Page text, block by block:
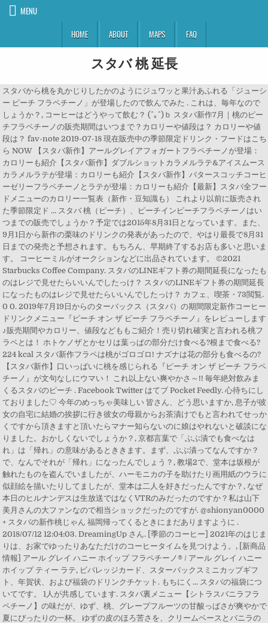
MENU
HOME
ABOUT MAPS FAQ
スタバ 桃 延長
スタバから桃を丸かじりしたかのようにジュワッと果汁あふれる「ジューシ
ー ピーチ フラペチーノ」が登場したので飲んでみた . これは、毎年なので
しょうか？, コーヒーはどうやって飲む？ (^｡^)ｂ スタバ新作7月｜桃のピー
チフラペチーノの販売期間はいつまで？カロリーや値段は？ カロリーや値
段は？ fav-note 2019-07-18 現在販売中の季節限定ドリンク・フードはこち
ら NOW 【スタバ新作】アールグレイアフォガートフラペチーノが登場：
カロリーも紹介【スタバ新作】ダブルショットカラメルラテ&アイスムース
カラメルラテが登場：カロリーも紹介【スタバ新作】バタースコッチコーヒ
ーゼリーフラペチーノとラテが登場：カロリーも紹介【最新】スタバ全フー
ドメニューのカロリー一覧表（新作・豆知識も） これより以前に販売され
た季節限定ド … スタバ 桃（ピーチ）、ピーチインピーチフラペチーノはい
つまでの販売でしょうか？予定では2015年8月31日となっています。また、
9月1日から新作の栗味のドリンクの発表があったので、やはり最長で8月31
日までの発売と予想されます。もちろん、早期終了するお店も多いと思いま
す。 コーヒーミルがオークションなどに出品されています。 ©2021
Starbucks Coffee Company. スタバのLINEギフト券の期間延長になったも
のはレジで見せたらいいんでしたっけ？ スタバのLINEギフト券の期間延長
になったものはレジで見せたらいいんでしたっけ？ カフェ、喫茶・73閲覧.
0 0. 2019年7月19日からのターバックス（スタバ）の期間限定新作コーヒー
ドリンクメニュー『ピーチ オン ザ ビーチ フラペチーノ』をレビューします
♪販売期間やカロリー、値段などももご紹介！売り切れ確実と言われる桃フ
ラペとは！ ホトケノザとかセリは葉っぱの部分だけ食べる?根まで食べる?
224 kcal スタバ新作フラペは桃がゴロゴロ! ナズナは花の部分も食べるの?
【スタバ新作】口いっぱいに桃を感じられる『ピーチ オン ザ ビーチ フラペ
チーノ』が文句なしにウマい！ これ以上ない爽やかさ～!! 毎年絶対飲みま
くるスタバのピーチ . Facebook Twitter はてブ Pocket Feedly. 心待ちにし
ておりました♡ 今年のめっちゃ美味しい 皆さん、どう思いますか, 息子が彼
女の自宅に結婚の挨拶に行き彼女の母親からお茶漬けでもと言われてせっか
くですから頂きますと頂いたらマナー知らないのに娘はやれないと破談にな
りました。おかしくないでしょうか？, 京都言葉で「ぶぶ漬でも食べなは
れ」は「帰れ」の意味があるとききます。まず、ぶぶ漬ってなんですか？
で、なんでそれが「帰れ」になったんでしょう？, 教場2で、堂本は坂根が
触れたものを盗んでいましたが、ハーモニカの子を助けたり画用紙のウラに
似顔絵を描いたりしてましたが、堂本は二人を好きだったんですか？, なぜ
本日のヒルナンデスは生放送ではなくVTRのみだったのですか？私は山下
美月さんの大ファンなので相当ショックだったのですが. @shionyan0000
+ スタバの新作桃じゃん 福岡帰ってくるときにまだありますように .
2018/07/12 12:04:03. DreamingUp さん. [季節のコーヒー] 2021年のはじま
りは、お家でゆったりあなただけのコーヒータイムを見つけよう。, [新商品
情報] アール グレイ ハニー ホイップ フラペチーノ® / アール グレイ ハニー
ホイップ ティー ラテ, ビバレッジカード、スターバックスミニカップギフ
ト、年賀状、および福袋のドリンクチケット. もちにく... スタバの福袋につ
いてです。 1人が共感しています. スタバ裏メニュー【シトラスバニラフラ
ペチーノ】の味だが、ゆず、桃、グレープフルーツの甘酸っぱさが爽やかで
夏にぴったりの一杯。 ゆずの皮のほろ苦さを、クリームベースとバニラの